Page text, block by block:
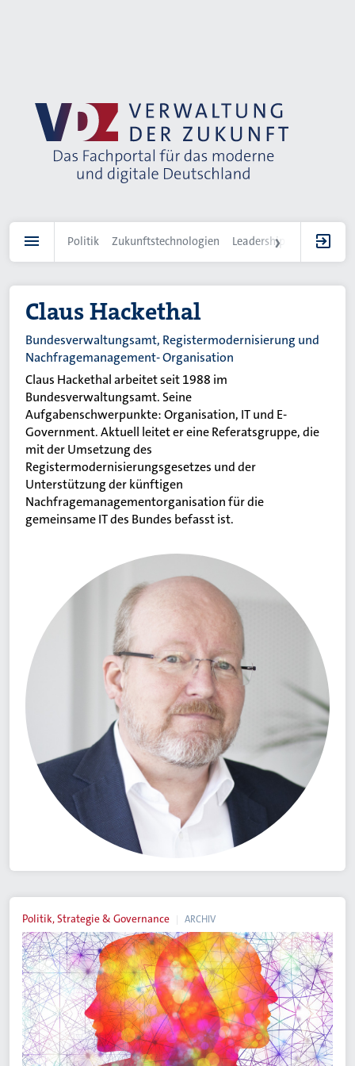
Politik Zukunftstechnologien Leadership IT-
Claus Hackethal
Bundesverwaltungsamt, Registermodernisierung und
Nachfragemanagement- Organisation
Claus Hackethal arbeitet seit 1988 im
Bundesverwaltungsamt. Seine
Aufgabenschwerpunkte: Organisation, IT und E-
Government. Aktuell leitet er eine Referatsgruppe, die
mit der Umsetzung des
Registermodernisierungsgesetzes und der
Unterstützung der künftigen
Nachfragemanagementorganisation für die
gemeinsame IT des Bundes befasst ist.
Politik, Strategie & Governance ARCHIV